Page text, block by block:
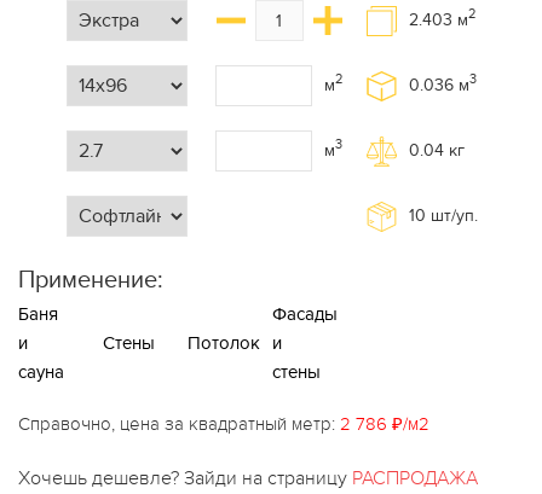
м2
м3
2.403 м2
0.036 м3
0.04 кг
10 шт/уп.
Применение:
Баня
и
сауна
Стены Потолок
Фасады
и
стены
Справочно, цена за квадратный метр: 2 786 ₽/м2
Хочешь дешевле? Зайди на страницу РАСПРОДАЖА